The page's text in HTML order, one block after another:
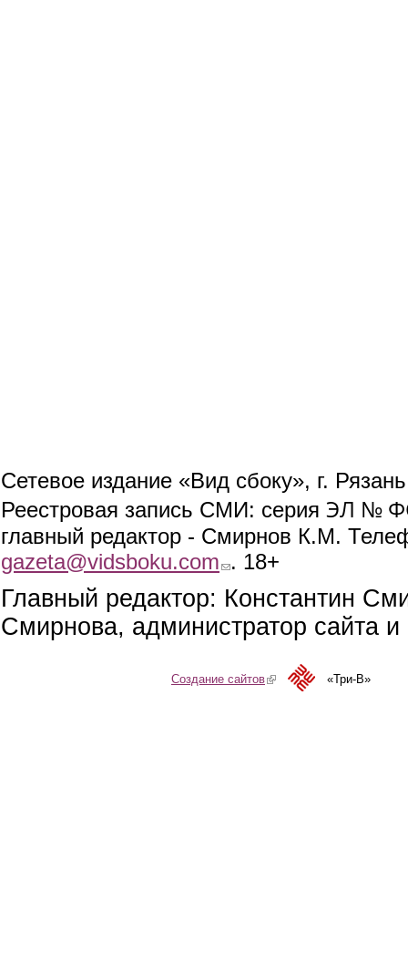
Сетевое издание «Вид сбоку», г.
Реестровая запись СМИ: серия ЭЛ №
главный редактор - Смирнов К.М.
gazeta@vidsboku.com (link sends e-mail)
. 18+
Главный редактор: Константин
Смирнова, администратор сайта
Создание сайтов(link is external)«Три-В»